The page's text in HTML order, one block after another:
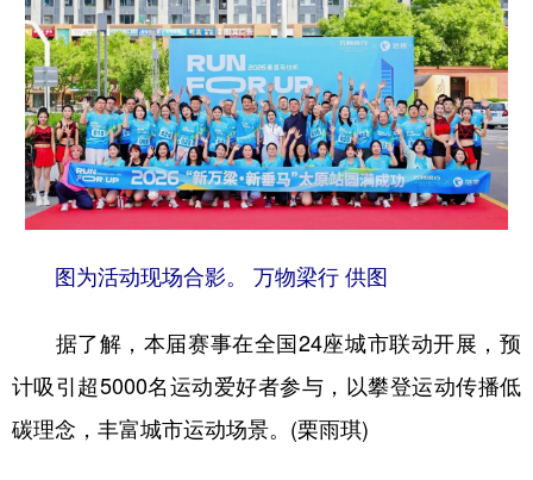
图为活动现场合影。 万物梁行 供图
据了解，本届赛事在全国24座城市联动开展，预
计吸引超5000名运动爱好者参与，以攀登运动传播低
碳理念，丰富城市运动场景。(栗雨琪)